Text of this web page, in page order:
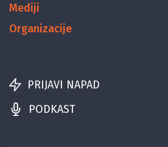
Mediji
Organizacije
PRIJAVI NAPAD
PODKAST